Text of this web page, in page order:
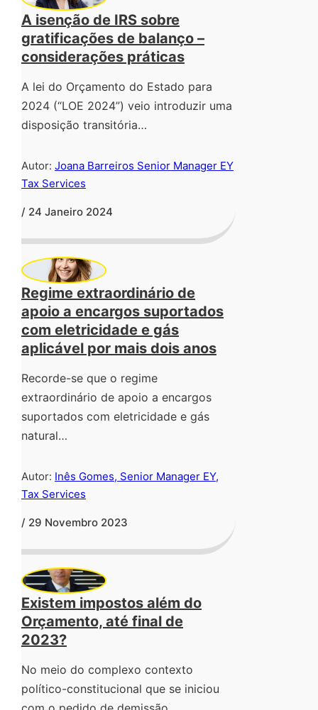
A isenção de IRS sobre
gratificações de balanço –
considerações práticas
A lei do Orçamento do Estado para
2024 (“LOE 2024”) veio introduzir uma
disposição transitória…
Autor: Joana Barreiros Senior Manager EY
Tax Services
/ 24 Janeiro 2024
Regime extraordinário de
apoio a encargos suportados
com eletricidade e gás
aplicável por mais dois anos
Recorde-se que o regime
extraordinário de apoio a encargos
suportados com eletricidade e gás
natural…
Autor: Inês Gomes, Senior Manager EY,
Tax Services
/ 29 Novembro 2023
Existem impostos além do
Orçamento, até final de
2023?
No meio do complexo contexto
político-constitucional que se iniciou